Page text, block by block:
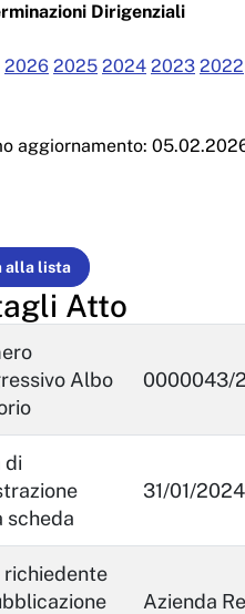
Dirigenziali
2026 2025 2024 2023 2022
aggiornamento:
alla lista
Atto
Albo
0000043/
di
scheda
31/01/2024
richiedente
Azienda